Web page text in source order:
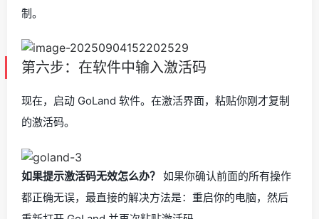
制。
第六步：在软件中输入激活码
现在，启动 GoLand 软件。在激活界面，粘贴你刚才复制
的激活码。
如果提示激活码无效怎么办？ 如果你确认前面的所有操作
都正确无误，最直接的解决方法是：重启你的电脑，然后